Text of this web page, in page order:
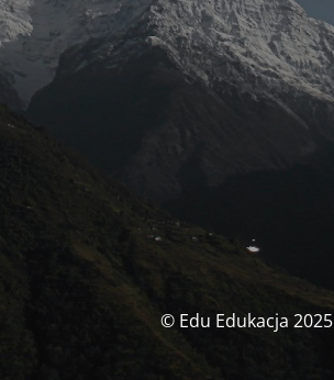
© Edu Edukacja 2025